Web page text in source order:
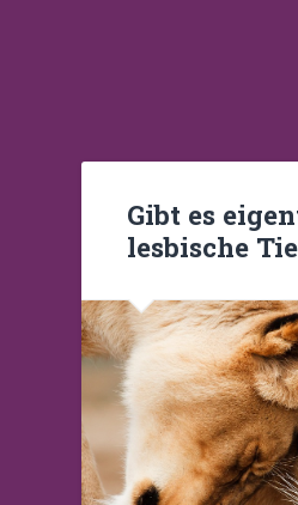
Gibt es
lesbische